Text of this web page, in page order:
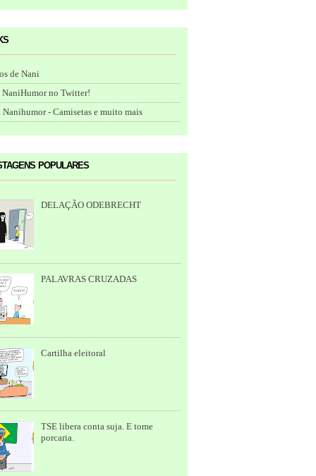
de Nani
NaniHumor no Twitter!
- Camisetas e muito mais
populares
DELAÇÃO ODEBRECHT
PALAVRAS CRUZADAS
Cartilha eleitoral
TSE libera conta suja. E tome
porcaria.